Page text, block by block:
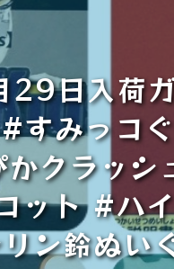
日入荷
すみっコ
クラッシ
ット #ハ
ン鈴ぬい